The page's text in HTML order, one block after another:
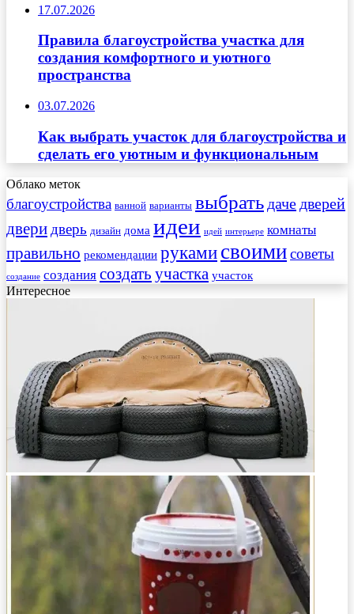
17.07.2026
Правила благоустройства участка для
создания комфортного и уютного
пространства
03.07.2026
Как выбрать участок для благоустройства и
сделать его уютным и функциональным
Облако меток
благоустройства ванной варианты выбрать даче дверей
дверидверь дизайн дома идеи идей интерьере комнаты
правильно рекомендации руками своимисоветы
создание создания создать участка участок
Интересное